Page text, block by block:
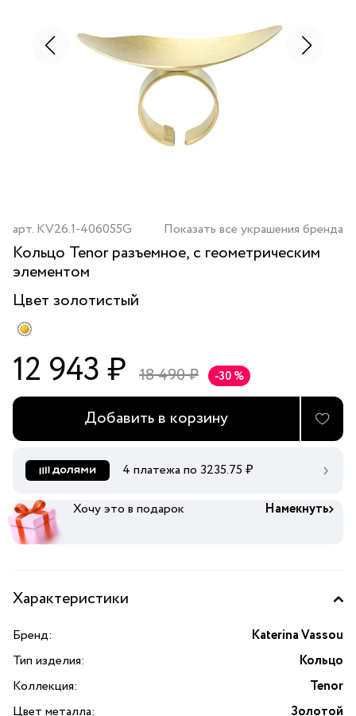
арт. KV26.1-406055G Показать все украшения бренда
Кольцо Tenor разъемное, с геометрическим
элементом
Цвет золотистый
12 943 ₽ 18 490 ₽ -30 %
Добавить в корзину
4 платежа по 3235.75 ₽
Хочу это в подарок Намекнуть
Характеристики
Бренд:
Katerina Vassou
Тип изделия:
Кольцо
Коллекция:
Tenor
Цвет металла:
Золотой